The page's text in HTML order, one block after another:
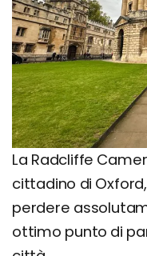
La Radcliffe
cittadino di
perdere
ottimo punto di